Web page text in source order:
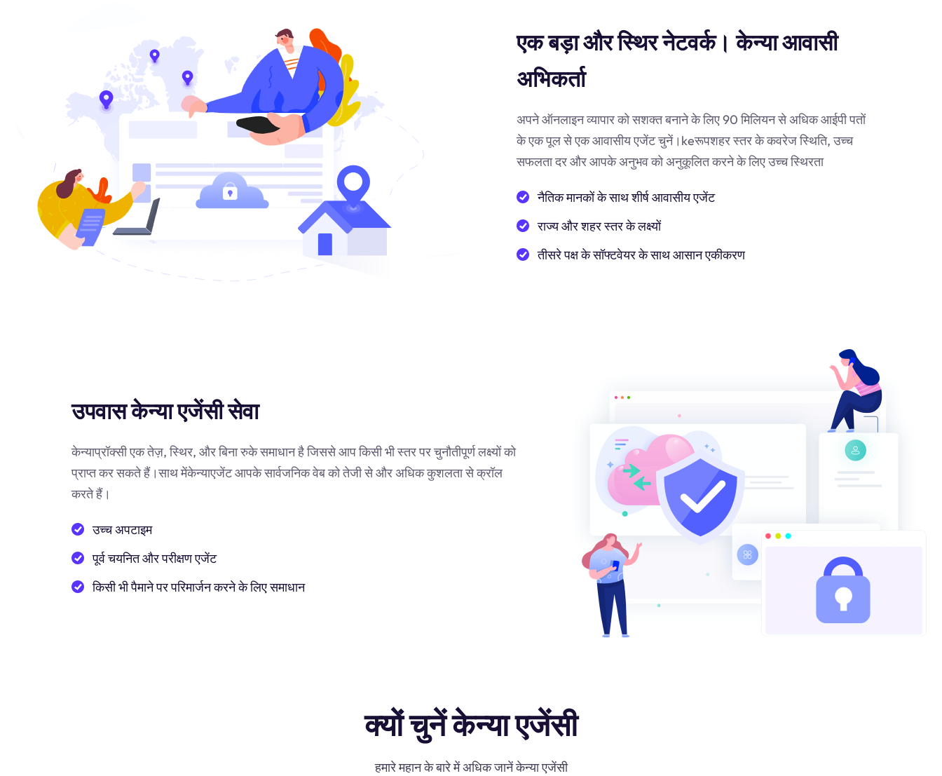
एक बड़ा और स्थिर नेटवर्क। केन्या आवासी
अभिकर्ता
अपने ऑनलाइन व्यापार को सशक्त बनाने के लिए 90 मिलियन से अधिक आईपी पतों
के एक पूल से एक आवासीय एजेंट चुनें। keरूपशहर स्तर के कवरेज स्थिति, उच्च
सफलता दर और आपके अनुभव को अनुकूलित करने के लिए उच्च स्थिरता
नैतिक मानकों के साथ शीर्ष आवासीय एजेंट
राज्य और शहर स्तर के लक्ष्यों
तीसरे पक्ष के सॉफ्टवेयर के साथ आसान एकीकरण
उपवास केन्या एजेंसी सेवा
केन्याप्रॉक्सी एक तेज़, स्थिर, और बिना रुके समाधान है जिससे आप किसी भी स्तर पर चुनौतीपूर्ण लक्ष्यों को
प्राप्त कर सकते हैं।साथ मेंकेन्याएजेंट आपके सार्वजनिक वेब को तेजी से और अधिक कुशलता से क्रॉल
करते हैं।
उच्च अपटाइम
पूर्व चयनित और परीक्षण एजेंट
किसी भी पैमाने पर परिमार्जन करने के लिए समाधान
क्यों चुनें केन्या एजेंसी
हमारे महान के बारे में अधिक जानें केन्या एजेंसी